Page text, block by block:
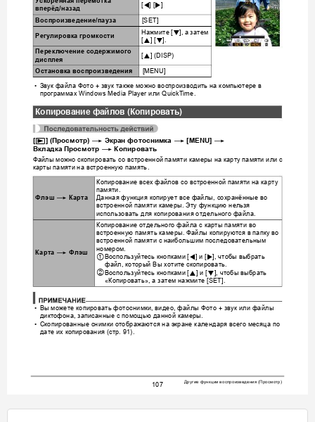
[4] [6]
вперёд/назад
Воспроизведение/пауза [SET]
Нажмите [2], а затем
Регулировка громкости
[8 ] [2].
Переключение содержимого
[8 ] (DISP)
дисплея
Остановка воспроизведения [MENU]
• Звук файла Фото + звук также можно воспроизводить на компьютере в
программах Windows Media Player или QuickTime.
Копирование файлов ( Копировать)
[p] (Просмотр) * Экран фотоснимка * [MENU] *
Вкладка Просмотр * Копировать
Файлы можно скопировать со встроенной памяти камеры на карту памяти или с
карты памяти на встроенную память.
Копирование всех файлов со встроенной памяти на карту
памяти
Флэш * Карта Данная функция копирует все файлы, сохранённые во
встроенной памяти камеры. Эту функцию нельзя
использовать для копирования отдельного файла
Копирование отдельного файла с карты памяти во
встроенную память камеры. Файлы копируются в папку во
встроенной памяти с наибольшим последовательным
номером
Карта * Флэш
Воспользуйтесь кнопками [ 4 и 6], чтобы выбрать
1
файл, который Вы хотите скопировать.
Воспользуйтесь кнопками [8 ] и [2], чтобы выбрать
2
«Копировать», а затем нажмите [SET].
• Вы можете копировать фотоснимки, видео, файлы Фото + звук или файлы
диктофона, записанные с помощью данной камеры.
•
Скопированные снимки отображаются на экране календаря всего месяца по
дате их копирования (стр . 91).
Другие функции воспроизведения (Просмотр)
107